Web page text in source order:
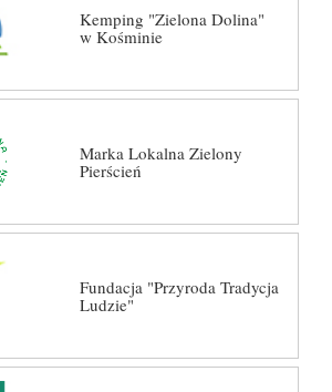
Kemping "Zielona Dolina"
w Kośminie
Marka Lokalna Zielony
Pierścień
Fundacja "Przyroda Tradycja
Ludzie"